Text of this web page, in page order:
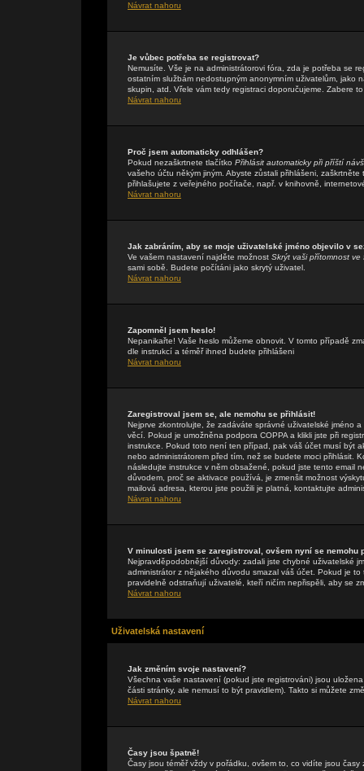
Návrat nahoru
Je vůbec potřeba se registrovat?
Nemusíte. Vše je na administrátorovi fóra, zda je potřeba se
ostatním službám nedostupným anonymním uživatelům, jako
skupin, atd. Vřele vám tedy registraci doporučujeme. Zabere
Návrat nahoru
Proč jsem automaticky odhlášen?
Pokud nezaškrtnete tlačítko Přihlásit automaticky při příští
vašeho účtu někým jiným. Abyste zůstali přihlášeni,
přihlašujete z veřejného počítače, např. v knihovně,
Návrat nahoru
Jak zabráním, aby se moje uživatelské jméno objevilo v
Ve vašem nastavení najděte možnost Skrýt vaši přítomnost ve
sami sobě. Budete počítáni jako skrytý uživatel.
Návrat nahoru
Zapomněl jsem heslo!
Nepanikařte! Vaše heslo můžeme obnovit. V tomto případě
dle instrukcí a téměř ihned budete přihlášeni
Návrat nahoru
Zaregistroval jsem se, ale nemohu se přihlásit!
Nejprve zkontrolujte, že zadáváte správné uživatelské jméno
věcí. Pokud je umožněna podpora COPPA a klikli jste při
instrukce. Pokud toto není ten případ, pak váš účet musí být
nebo administrátorem před tím, než se budete moci přihlásit.
následujte instrukce v něm obsažené, pokud jste tento email
důvodem, proč se aktivace používá, je zmenšit možnost
mailová adresa, kterou jste použili je platná, kontaktujte
Návrat nahoru
V minulosti jsem se zaregistroval, ovšem nyní se nemohu
Nejpravděpodobnější důvody: zadali jste chybné uživatelské
administrátor z nějakého důvodu smazal váš účet. Pokud je
pravidelně odstraňují uživatelé, kteří ničím nepřispěli, aby se
Návrat nahoru
Uživatelská nastavení
Jak změním svoje nastavení?
Všechna vaše nastavení (pokud jste registrováni) jsou
části stránky, ale nemusí to být pravidlem). Takto si můžete
Návrat nahoru
Časy jsou špatně!
Časy jsou téměř vždy v pořádku, ovšem to, co vidíte jsou